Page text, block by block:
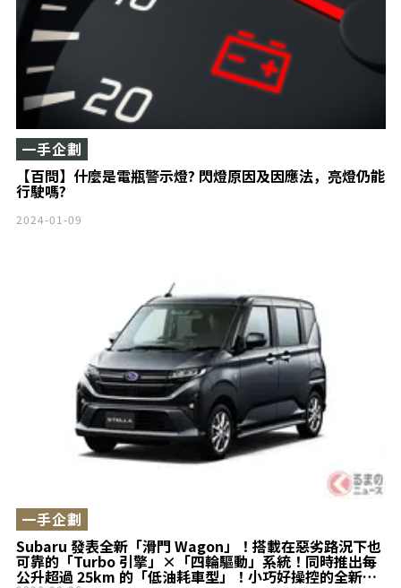
【百問】什麼是電瓶警示燈? 閃燈原因及因應法，亮燈仍能
行駛嗎?
一手企劃
2024-01-09
Subaru 發表全新「滑門 Wagon」！搭載在惡劣路況下也
可靠的「Turbo 引擎」×「四輪驅動」系統！同時推出每
公升超過 25km 的「低油耗車型」！小巧好操控的全新
一手企劃